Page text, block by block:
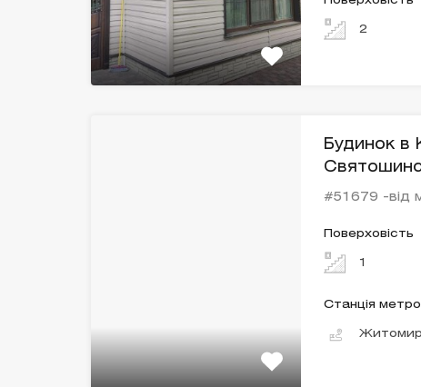
2
Будинок в
#51679 -від
Поверховість
1
Станція метро